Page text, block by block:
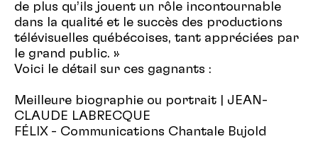
de plus qu’ils jouent un rôle incontournable
dans la qualité et le succès des productions
télévisuelles québécoises, tant appréciées par
le grand public. »
Voici le détail sur ces gagnants :
Meilleure biographie ou portrait | JEAN-
CLAUDE LABRECQUE
FÉLIX - Communications Chantale Bujold